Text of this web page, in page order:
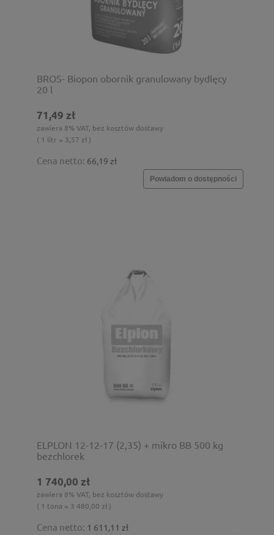
BROS- Biopon obornik granulowany bydlęcy
20 l
71,49 zł
zawiera 8% VAT, bez kosztów dostawy
( 1 litr = 3,57 zł )
Cena netto: 66,19 zł
Powiadom o dostępności
ELPLON 12-12-17 (2,35) + mikro BB 500 kg
bezchlorek
1 740,00 zł
zawiera 8% VAT, bez kosztów dostawy
( 1 tona = 3 480,00 zł )
Cena netto: 1 611,11 zł